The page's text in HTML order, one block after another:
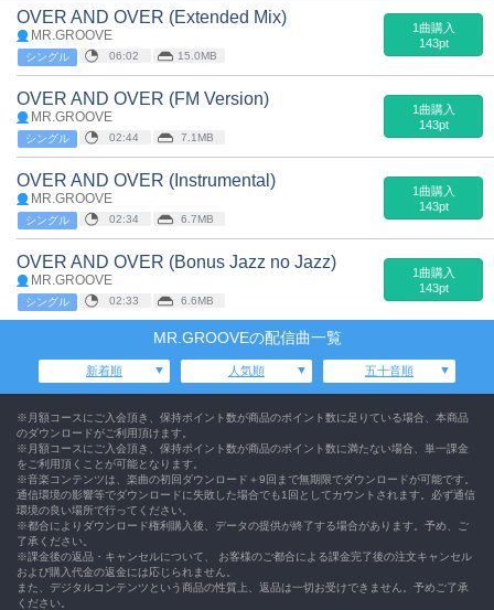
OVER AND OVER (Extended Mix)
MR.GROOVE
シングル 06:02 15.0MB
1曲購入
143pt
OVER AND OVER (FM Version)
MR.GROOVE
シングル 02:44 7.1MB
1曲購入
143pt
OVER AND OVER (Instrumental)
MR.GROOVE
シングル 02:34 6.7MB
1曲購入
143pt
OVER AND OVER (Bonus Jazz no Jazz)
MR.GROOVE
シングル 02:33 6.6MB
1曲購入
143pt
MR.GROOVEの配信曲一覧
新着順 人気順 五十音順
※月額コースにご入会頂き、保持ポイント数が商品のポイント数に足りている場合、本商品
のダウンロードがご利用頂けます。
※月額コースにご入会頂き、保持ポイント数が商品のポイント数に満たない場合、単一課金
をご利用頂くことが可能となります。
※音楽コンテンツは、楽曲の初回ダウンロード＋9回まで無期限でダウンロードが可能です。
通信環境の影響等でダウンロードに失敗した場合でも1回としてカウントされます。必ず通信
環境の良い場所で行ってください。
※都合によりダウンロード権利購入後、データの提供が終了する場合があります。予め、ご
了承ください。
※課金後の返品・キャンセルについて、 お客様のご都合による課金完了後の注文キャンセル
および購入代金の返金には応じられません。
また、デジタルコンテンツという商品の性質上、返品は一切お受けできません。予めご了承
ください。